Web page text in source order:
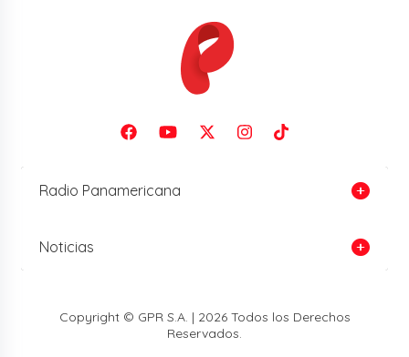
Radio Panamericana
Noticias
Copyright © GPR S.A. | 2026 Todos los Derechos
Reservados.